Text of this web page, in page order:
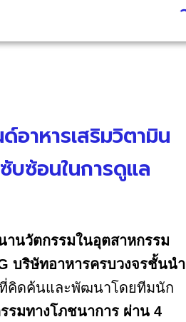
าหารเสริมวิตามิน
บซ้อนในการดูแล
นวัตกรรมในอุตสาหกรรม
บริษัทอาหารครบวงจรชั้นนำ
ที่คิดค้นและพัฒนาโดยทีมนัก
รมทางโภชนาการ ผ่าน 4